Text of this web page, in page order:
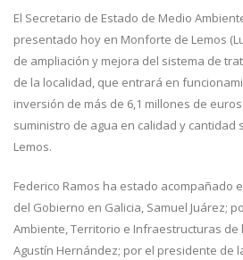
El Secretario de Estado de Medio
presentado hoy en Monforte de Lemos
de ampliación y mejora del sistema de
de la localidad, que entrará en
inversión de más de 6,1 millones de
suministro de agua en calidad y
Lemos.
Federico Ramos ha estado acompañado
del Gobierno en Galicia, Samuel Juárez;
Ambiente, Territorio e Infraestructuras de
Agustín Hernández; por el presidente de